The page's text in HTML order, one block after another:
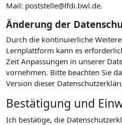
Mail: poststelle@lfdi.bwl.de.
Änderung der
Durch die kontinuierliche
Lernplattform kann es
Zeit Anpassungen in unserer
vornehmen. Bitte beachten Sie
Version dieser
Bestätigung und
Ich bestätige, die